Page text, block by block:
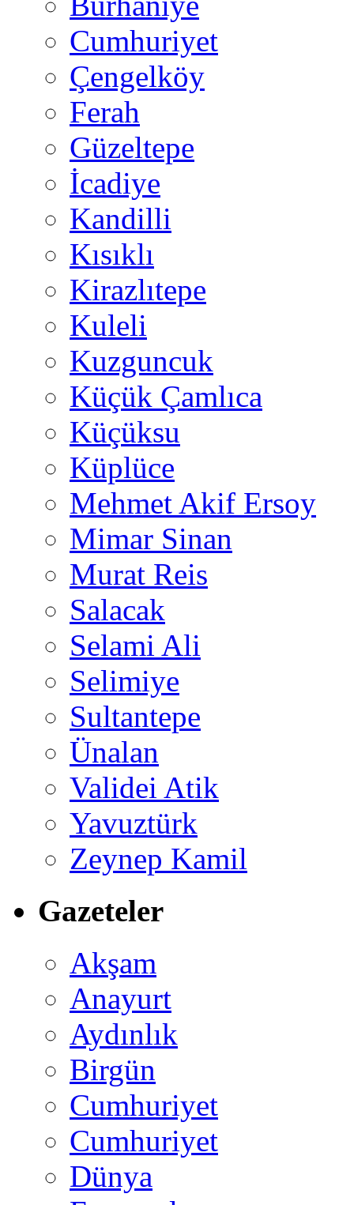
Cumhuriyet
Çengelköy
Ferah
Güzeltepe
İcadiye
Kandilli
Kısıklı
Kirazlıtepe
Kuleli
Kuzguncuk
Küçük Çamlıca
Küçüksu
Küplüce
Mehmet Akif Ersoy
Mimar Sinan
Murat Reis
Salacak
Selami Ali
Selimiye
Sultantepe
Ünalan
Validei Atik
Yavuztürk
Zeynep Kamil
Gazeteler
Akşam
Anayurt
Aydınlık
Birgün
Cumhuriyet
Cumhuriyet
Dünya